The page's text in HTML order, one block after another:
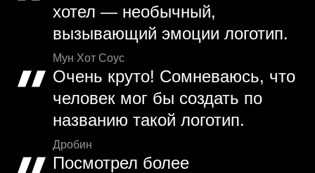
хотел — необычный,
вызывающий эмоции логотип.
Мун Хот Соус
Очень круто! Сомневаюсь, что
человек мог бы создать по
названию такой логотип.
Дробин
Посмотрел более